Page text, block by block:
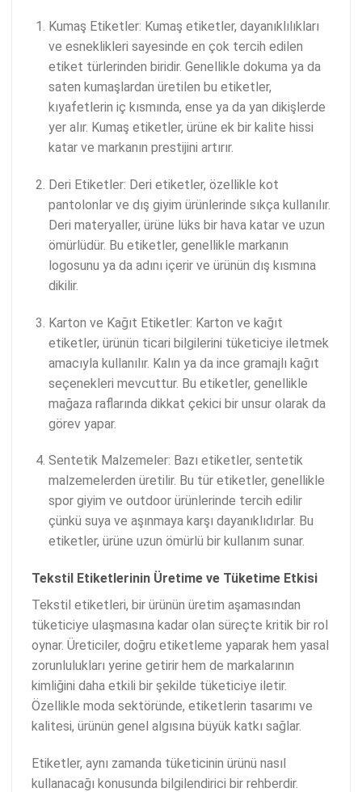
Kumaş Etiketler: Kumaş etiketler, dayanıklılıkları
ve esneklikleri sayesinde en çok tercih edilen
etiket türlerinden biridir. Genellikle dokuma ya da
saten kumaşlardan üretilen bu etiketler,
kıyafetlerin iç kısmında, ense ya da yan dikişlerde
yer alır. Kumaş etiketler, ürüne ek bir kalite hissi
katar ve markanın prestijini artırır.
Deri Etiketler: Deri etiketler, özellikle kot
pantolonlar ve dış giyim ürünlerinde sıkça kullanılır.
Deri materyaller, ürüne lüks bir hava katar ve uzun
ömürlüdür. Bu etiketler, genellikle markanın
logosunu ya da adını içerir ve ürünün dış kısmına
dikilir.
Karton ve Kağıt Etiketler: Karton ve kağıt
etiketler, ürünün ticari bilgilerini tüketiciye iletmek
amacıyla kullanılır. Kalın ya da ince gramajlı kağıt
seçenekleri mevcuttur. Bu etiketler, genellikle
mağaza raflarında dikkat çekici bir unsur olarak da
görev yapar.
Sentetik Malzemeler: Bazı etiketler, sentetik
malzemelerden üretilir. Bu tür etiketler, genellikle
spor giyim ve outdoor ürünlerinde tercih edilir
çünkü suya ve aşınmaya karşı dayanıklıdırlar. Bu
etiketler, ürüne uzun ömürlü bir kullanım sunar.
Tekstil Etiketlerinin Üretime ve Tüketime Etkisi
Tekstil etiketleri, bir ürünün üretim aşamasından
tüketiciye ulaşmasına kadar olan süreçte kritik bir rol
oynar. Üreticiler, doğru etiketleme yaparak hem yasal
zorunlulukları yerine getirir hem de markalarının
kimliğini daha etkili bir şekilde tüketiciye iletir.
Özellikle moda sektöründe, etiketlerin tasarımı ve
kalitesi, ürünün genel algısına büyük katkı sağlar.
Etiketler, aynı zamanda tüketicinin ürünü nasıl
kullanacağı konusunda bilgilendirici bir rehberdir.